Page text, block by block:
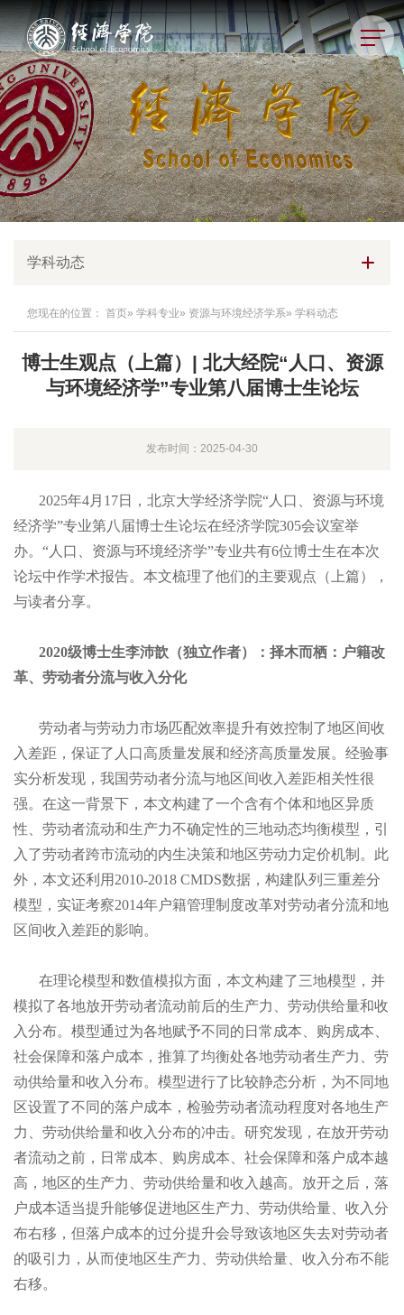
学科动态
您现在的位置： 首页» 学科专业» 资源与环境经济学系» 学科动态
博士生观点（上篇）| 北大经院“人口、资源
与环境经济学”专业第八届博士生论坛
发布时间：2025-04-30
2025年4月17日，北京大学经济学院“人口、资源与环境
经济学”专业第八届博士生论坛在经济学院305会议室举
办。“人口、资源与环境经济学”专业共有6位博士生在本次
论坛中作学术报告。本文梳理了他们的主要观点（上篇），
与读者分享。
2020级博士生李沛歆（独立作者）：择木而栖：户籍改
革、劳动者分流与收入分化
劳动者与劳动力市场匹配效率提升有效控制了地区间收
入差距，保证了人口高质量发展和经济高质量发展。经验事
实分析发现，我国劳动者分流与地区间收入差距相关性很
强。在这一背景下，本文构建了一个含有个体和地区异质
性、劳动者流动和生产力不确定性的三地动态均衡模型，引
入了劳动者跨市流动的内生决策和地区劳动力定价机制。此
外，本文还利用2010-2018 CMDS数据，构建队列三重差分
模型，实证考察2014年户籍管理制度改革对劳动者分流和地
区间收入差距的影响。
在理论模型和数值模拟方面，本文构建了三地模型，并
模拟了各地放开劳动者流动前后的生产力、劳动供给量和收
入分布。模型通过为各地赋予不同的日常成本、购房成本、
社会保障和落户成本，推算了均衡处各地劳动者生产力、劳
动供给量和收入分布。模型进行了比较静态分析，为不同地
区设置了不同的落户成本，检验劳动者流动程度对各地生产
力、劳动供给量和收入分布的冲击。研究发现，在放开劳动
者流动之前，日常成本、购房成本、社会保障和落户成本越
高，地区的生产力、劳动供给量和收入越高。放开之后，落
户成本适当提升能够促进地区生产力、劳动供给量、收入分
布右移，但落户成本的过分提升会导致该地区失去对劳动者
的吸引力，从而使地区生产力、劳动供给量、收入分布不能
右移。